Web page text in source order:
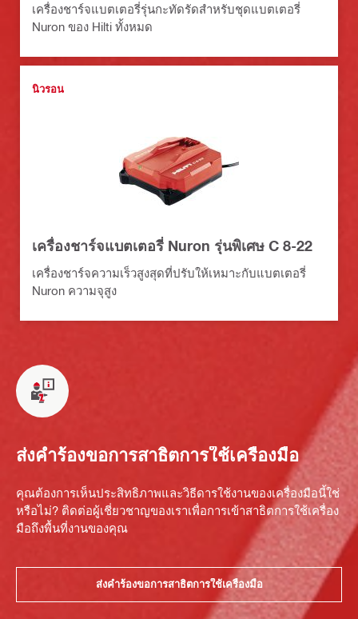
เครื่องชาร์จแบตเตอรี่รุ่นกะทัดรัดสำหรับชุดแบตเตอรี่
Nuron ของ Hilti ทั้งหมด
นิวรอน
เครื่องชาร์จแบตเตอรี่ Nuron รุ่นพิเศษ C 8-22
เครื่องชาร์จความเร็วสูงสุดที่ปรับให้เหมาะกับแบตเตอรี่
Nuron ความจุสูง
ส่งคำร้องขอการสาธิตการใช้เครื่องมือ
คุณต้องการเห็นประสิทธิภาพและวิธีดารใช้งานของเครื่องมือนี้ใช่
หรือไม่? ติดต่อผู้เชี่ยวชาญของเราเพื่อการเข้าสาธิตการใช้เครื่อง
มือถึงพื้นที่งานของคุณ
ส่งคำร้องขอการสาธิตการใช้เครื่องมือ